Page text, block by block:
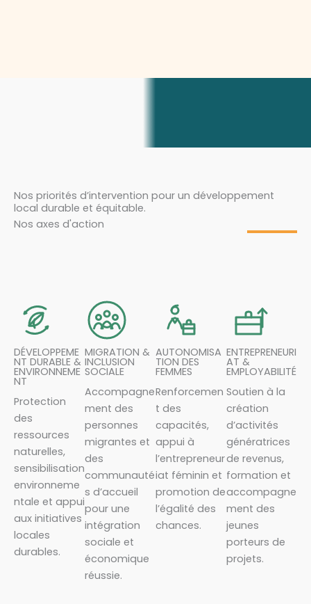
Nos priorités d’intervention pour un développement
local durable et équitable.
Nos axes d'action
DÉVELOPPEME
NT DURABLE &
ENVIRONNEME
NT
Protection
des
ressources
naturelles,
sensibilisation
environneme
ntale et appui
aux initiatives
locales
durables.
MIGRATION &
INCLUSION
SOCIALE
Accompagne
ment des
personnes
migrantes et
des
communauté
s d’accueil
pour une
intégration
sociale et
économique
réussie.
AUTONOMISA
TION DES
FEMMES
Renforcemen
t des
capacités,
appui à
l’entrepreneur
iat féminin et
promotion de
l’égalité des
chances.
ENTREPRENEURI
AT &
EMPLOYABILITÉ
Soutien à la
création
d’activités
génératrices
de revenus,
formation et
accompagne
ment des
jeunes
porteurs de
projets.